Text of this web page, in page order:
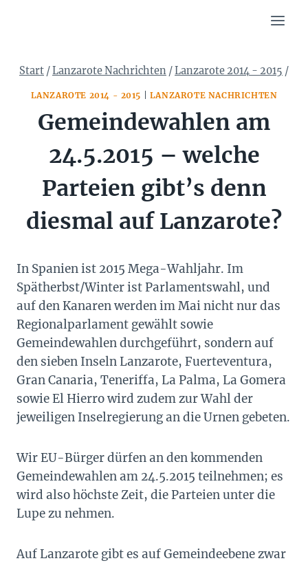
Start /Lanzarote Nachrichten /Lanzarote 2014 - 2015 /
LANZAROTE 2014 - 2015 LANZAROTE NACHRICHTEN
Gemeindewahlen am
24.5.2015 – welche
Parteien gibt’s denn
diesmal auf Lanzarote?
In Spanien ist 2015 Mega-Wahljahr. Im
Spätherbst/Winter ist Parlamentswahl, und
auf den Kanaren werden im Mai nicht nur das
Regionalparlament gewählt sowie
Gemeindewahlen durchgeführt, sondern auf
den sieben Inseln Lanzarote, Fuerteventura,
Gran Canaria, Teneriffa, La Palma, La Gomera
sowie El Hierro wird zudem zur Wahl der
jeweiligen Inselregierung an die Urnen gebeten.
Wir EU-Bürger dürfen an den kommenden
Gemeindewahlen am 24.5.2015 teilnehmen; es
wird also höchste Zeit, die Parteien unter die
Lupe zu nehmen.
Auf Lanzarote gibt es auf Gemeindeebene zwar